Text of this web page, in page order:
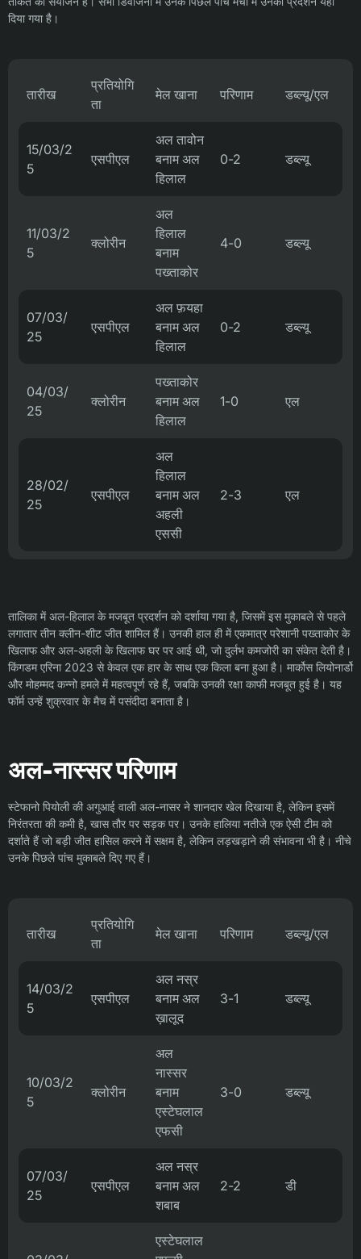
दिया गया है।
तारीख
प्रतियोगि
ता
मेल खाना परिणाम डब्ल्यू/एल
15/03/2
5
एसपीएल
अल तावोन
बनाम अल
हिलाल
0-2 डब्ल्यू
11/03/2
5
क्लोरीन
अल
हिलाल
बनाम
पख्ताकोर
4-0 डब्ल्यू
07/03/
25
एसपीएल
अल फ़यहा
बनाम अल
हिलाल
0-2 डब्ल्यू
04/03/
25
क्लोरीन
पख्ताकोर
बनाम अल
हिलाल
1-0 एल
28/02/
25
एसपीएल
अल
हिलाल
बनाम अल
अहली
एससी
2-3 एल
तालिका में अल-हिलाल के मजबूत प्रदर्शन को दर्शाया गया है, जिसमें इस मुकाबले से पहले
लगातार तीन क्लीन-शीट जीत शामिल हैं। उनकी हाल ही में एकमात्र परेशानी पख्ताकोर के
खिलाफ और अल-अहली के खिलाफ घर पर आई थी, जो दुर्लभ कमजोरी का संकेत देती है।
किंगडम एरिना 2023 से केवल एक हार के साथ एक किला बना हुआ है। मार्कोस लियोनार्डो
और मोहम्मद कन्नो हमले में महत्वपूर्ण रहे हैं, जबकि उनकी रक्षा काफी मजबूत हुई है। यह
फॉर्म उन्हें शुक्रवार के मैच में पसंदीदा बनाता है।
अल-नास्सर परिणाम
स्टेफानो पियोली की अगुआई वाली अल-नासर ने शानदार खेल दिखाया है, लेकिन इसमें
निरंतरता की कमी है, खास तौर पर सड़क पर। उनके हालिया नतीजे एक ऐसी टीम को
दर्शाते हैं जो बड़ी जीत हासिल करने में सक्षम है, लेकिन लड़खड़ाने की संभावना भी है। नीचे
उनके पिछले पांच मुकाबले दिए गए हैं।
तारीख
प्रतियोगि
ता
मेल खाना परिणाम डब्ल्यू/एल
14/03/2
5
एसपीएल
अल नस्र
बनाम अल
ख़ालूद
3-1 डब्ल्यू
10/03/2
5
क्लोरीन
अल
नास्सर
बनाम
एस्टेघलाल
एफसी
3-0 डब्ल्यू
07/03/
25
एसपीएल
अल नस्र
बनाम अल
शबाब
2-2 डी
एस्टेघलाल